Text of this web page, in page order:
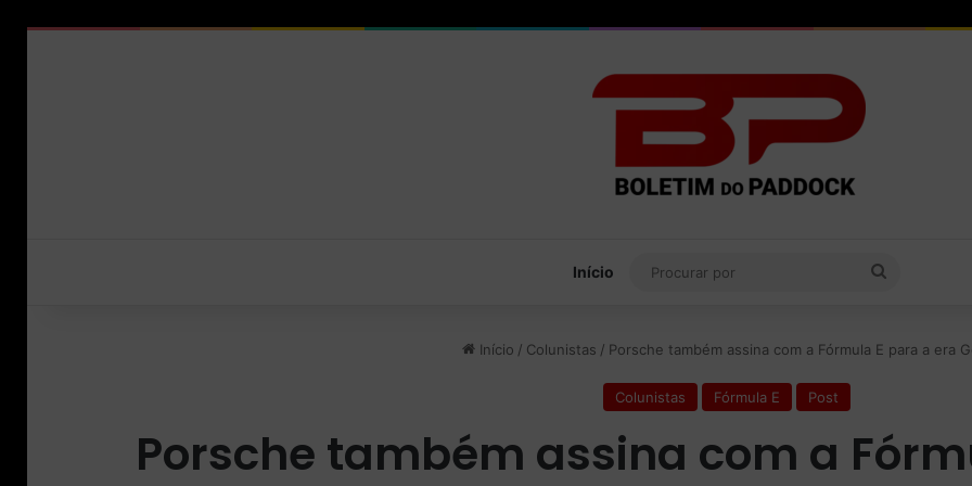
Início
Início / Colunistas / Porsche também assina com a Fórmula E para a era
Colunistas Fórmula E Post
Porsche também assina com a